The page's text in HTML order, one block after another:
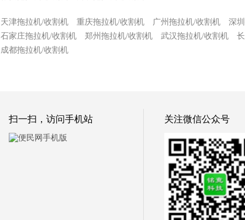
天津拖拉机/收割机 重庆拖拉机/收割机 广州拖拉机/收割机 深
石家庄拖拉机/收割机 郑州拖拉机/收割机 武汉拖拉机/收割机
成都拖拉机/收割机
扫一扫，访问手机站 关注微信公众号